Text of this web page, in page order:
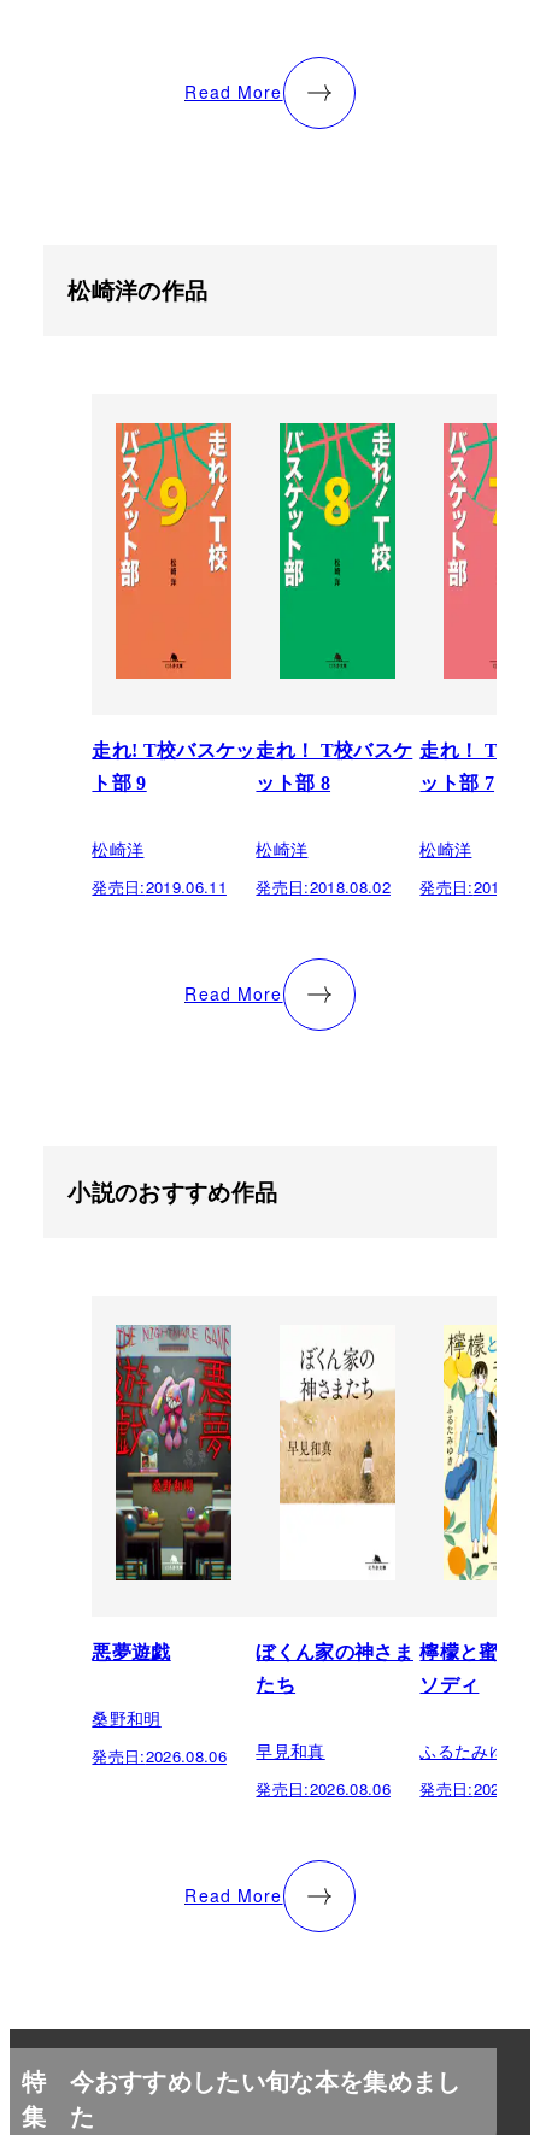
Read More
松崎洋の作品
走れ! T校バスケッ
ト部 9
松崎洋
発売日:2019.06.11
走れ！ T校バスケ
ット部 8
松崎洋
発売日:2018.08.02
走れ！ T校
ット部 7
松崎洋
発売日:
Read More
小説のおすすめ作品
悪夢遊戯
桑野和明
発売日:2026.08.06
ぼくん家の神さま
たち
早見和真
発売日:2026.08.06
檸檬と蜜柑
ソディ
ふるたみゆき
発売日:
Read More
特
集
今おすすめしたい旬な本を集めまし
た